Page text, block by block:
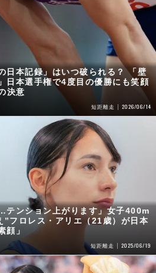
日本記録」はいつ破られる？ 「壁
日本選手権で4度目の優勝にも笑顔
決意
短距離走 2026/06/14
テンション上がります」女子400m
”フロレス・アリエ（21歳）が日本
顔」
短距離走 2025/06/19